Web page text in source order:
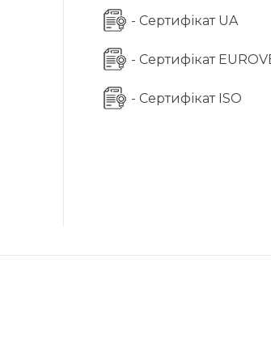
- Сертифікат UA
- Сертифікат
- Сертифікат ISO